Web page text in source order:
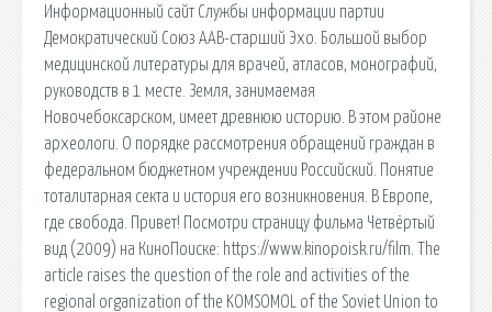
Информационный сайт Службы информации партии
Демократический Союз ААВ-старший Эхо. Большой выбор
медицинской литературы для врачей, атласов, монографий,
руководств в 1 месте. Земля, занимаемая
Новочебоксарском, имеет древнюю историю. В этом районе
археологи. О порядке рассмотрения обращений граждан в
федеральном бюджетном учреждении Российский. Понятие
тоталитарная секта и история его возникновения. В Европе,
где свобода. Привет! Посмотри страницу фильма Четвёртый
вид (2009) на КиноПоиске: https://www.kinopoisk.ru/film. The
article raises the question of the role and activities of the
regional organization of the KOMSOMOL of the Soviet Union to